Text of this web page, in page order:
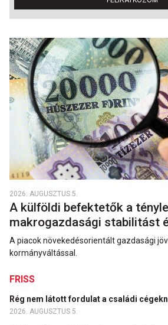
2026. AUGUSZTUS 5.
A külföldi befektetők a
makrogazdasági stabilitást
A piacok növekedésorientált gazdasági
kormányváltással.
FRISS
Rég nem látott fordulat a családi
2026. AUGUSZTUS 5.